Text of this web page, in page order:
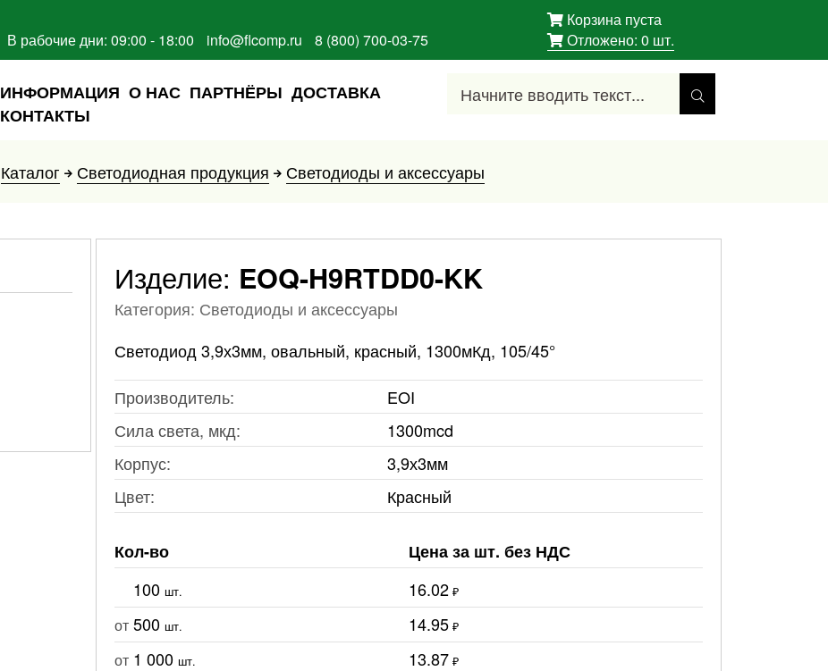
В рабочие дни: 09:00 - 18:00 info@flcomp.ru 8 (800) 700-03-75
Корзина пуста
Отложено: 0 шт.
ИНФОРМАЦИЯ О НАС ПАРТНЁРЫ ДОСТАВКА
КОНТАКТЫ
Каталог Светодиодная продукция Светодиоды и аксессуары
Изделие: EOQ-H9RTDD0-KK
Категория: Светодиоды и аксессуары
Светодиод 3,9х3мм, овальный, красный, 1300мКд, 105/45°
Производитель:
EOI
Сила света, мкд:
1300mcd
Корпус:
3,9х3мм
Цвет:
Красный
Кол-во
Цена за шт. без НДС
100 шт. 16.02₽
от500 шт. 14.95₽
от1 000 шт. 13.87₽